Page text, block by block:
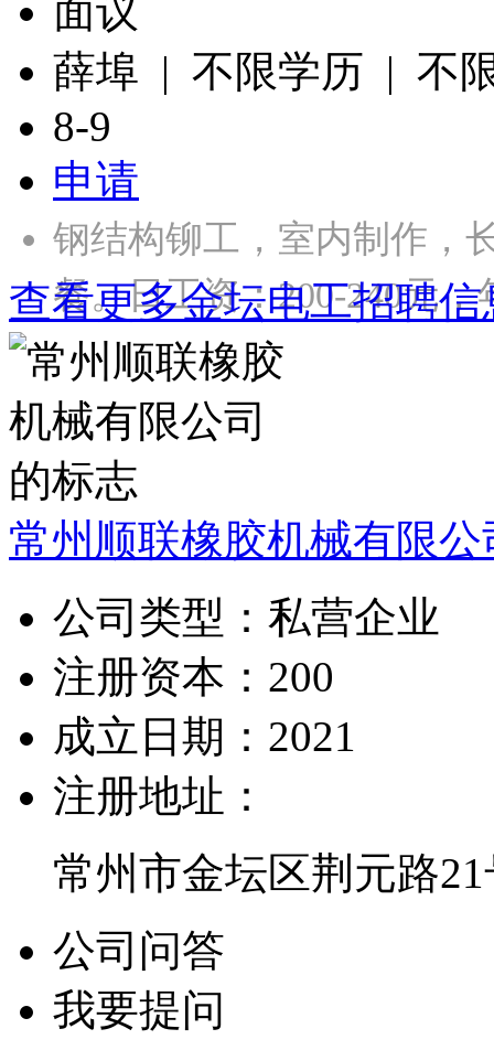
面议
薛埠 | 不限学历 | 不
8-9
申请
钢结构铆工，室内制作，
餐。日工资：200-240元
查看更多金坛电工招聘信
常州顺联橡胶机械有限公
公司类型： 私营企业
注册资本： 200
成立日期： 2021
注册地址：
常州市金坛区荆元路21
公司问答
我要提问